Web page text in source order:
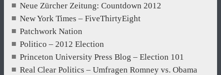
Neue Zürcher Zeitung: Countdown 2012
New York Times – FiveThirtyEight
Patchwork Nation
Politico – 2012 Election
Princeton University Press Blog – Election 101
Real Clear Politics – Umfragen Romney vs. Obama